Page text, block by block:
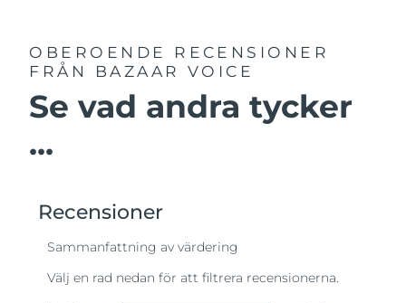
OBEROENDE RECENSIONER
FRÅN BAZAAR VOICE
Se vad andra tycker
...